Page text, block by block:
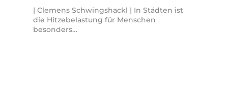
| Clemens Schwingshackl | In Städten ist
die Hitzebelastung für Menschen
besonders…